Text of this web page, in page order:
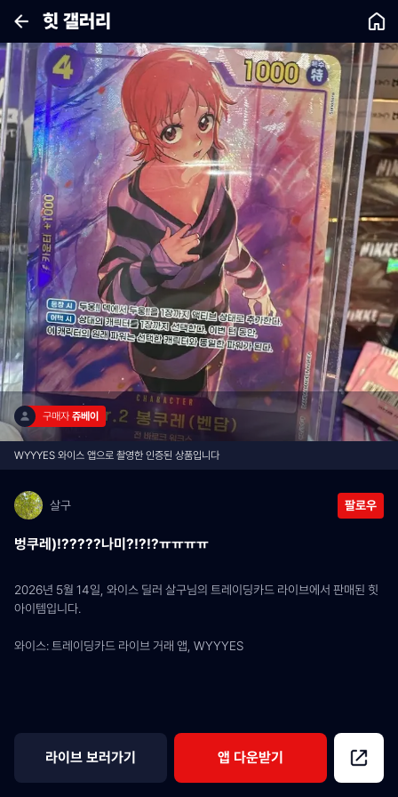
힛 갤러리
구매자 쥬베이
WYYYES 와이스 앱으로 촬영한 인증된 상품입니다
살구 팔로우
벙쿠레)!?????나미?!?!?ㅠㅠㅠㅠ
2026년 5월 14일, 와이스 딜러 살구님의 트레이딩카드 라이브에서 판매된 힛
아이템입니다.
와이스: 트레이딩카드 라이브 거래 앱, WYYYES
라이브 보러가기 앱 다운받기